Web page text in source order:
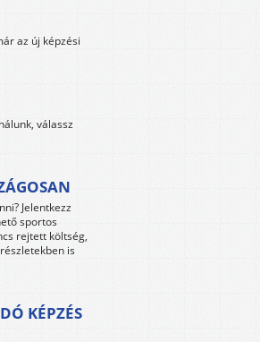
az új képzési
válassz
Jelentkezz
sportos
rejtett költség,
is
KÉPZÉS